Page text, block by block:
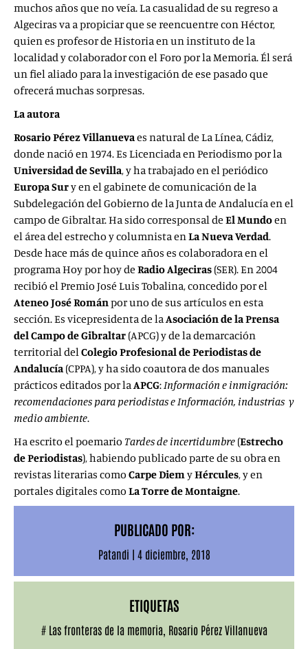
muchos años que no veía. La casualidad de su regreso a
Algeciras va a propiciar que se reencuentre con Héctor,
quien es profesor de Historia en un instituto de la
localidad y colaborador con el Foro por la Memoria. Él será
un fiel aliado para la investigación de ese pasado que
ofrecerá muchas sorpresas.
La autora
Rosario Pérez Villanuevaes natural de La Línea, Cádiz,
donde nació en 1974. Es Licenciada en Periodismo por la
Universidad de Sevilla, y ha trabajado en el periódico
Europa Sury en el gabinete de comunicación de la
Subdelegación del Gobierno de la Junta de Andalucía en el
campo de Gibraltar. Ha sido corresponsal de El Mundoen
el área del estrecho y columnista enLa Nueva Verdad.
Desde hace más de quince años es colaboradora en el
programa Hoy por hoy de Radio Algeciras (SER). En 2004
recibió el Premio José Luis Tobalina, concedido por el
Ateneo José Románpor uno de sus artículos en esta
sección. Es vicepresidenta de laAsociación de la Prensa
del Campo de Gibraltar (APCG) y de la demarcación
territorial delColegio Profesional de Periodistas de
Andalucía (CPPA), y ha sido coautora de dos manuales
prácticos editados por laAPCG:Información e inmigración:
recomendaciones para periodistas e Información, industrias y
medio ambiente.
Ha escrito el poemario Tardes de incertidumbre (Estrecho
de Periodistas), habiendo publicado parte de su obra en
revistas literarias como Carpe DiemyHércules, y en
portales digitales como La Torre de Montaigne.
PUBLICADO POR:
Patandi | 4 diciembre, 2018
ETIQUETAS
# Las fronteras de la memoria Rosario Pérez Villanueva